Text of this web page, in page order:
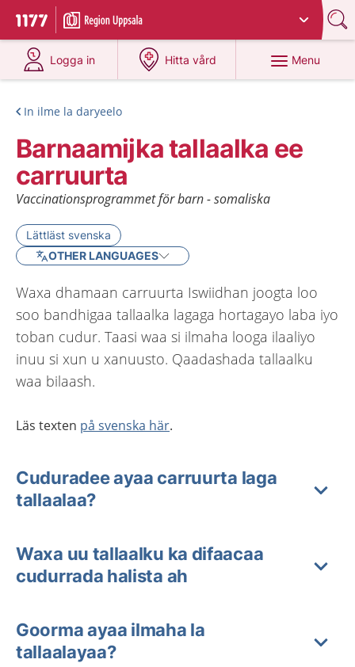
To start page for 1177
Du har valt region
Logga in
at 1177.se
Hitta vård
at 1177.se
Menu
In ilme la daryeelo
Barnaamijka tallaalka ee
carruurta
Vaccinationsprogrammet för barn - somaliska
Lättläst svenska
OTHER LANGUAGES
Waxa dhamaan carruurta Iswiidhan joogta loo
soo bandhigaa tallaalka lagaga hortagayo laba iyo
toban cudur. Taasi waa si ilmaha looga ilaaliyo
inuu si xun u xanuusto. Qaadashada tallaalku
waa bilaash.
Läs texten på svenska här.
Cuduradee ayaa carruurta laga
tallaalaa?
Waxa uu tallaalku ka difaacaa
cudurrada halista ah
Goorma ayaa ilmaha la
tallaalayaa?